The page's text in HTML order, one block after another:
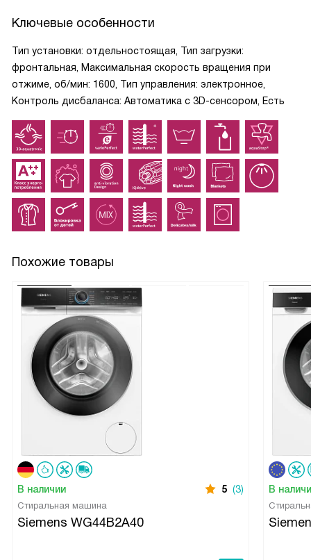
Ключевые особенности
Тип установки: отдельностоящая, Тип загрузки:
фронтальная, Максимальная скорость вращения при
отжиме, об/мин: 1600, Тип управления: электронное,
Контроль дисбаланса: Автоматика с 3D-сенсором, Есть
Похожие товары
В наличии 5 (3)
Стиральная машина
Siemens WG44B2A40
В